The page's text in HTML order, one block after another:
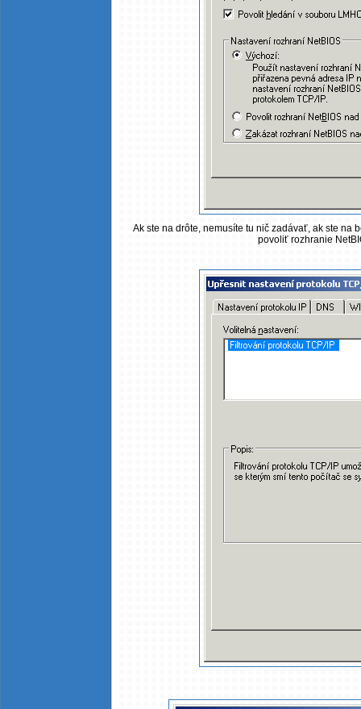
Ak ste na drôte, nemusíte tu nič zadávať, ak ste na
povoliť rozhranie